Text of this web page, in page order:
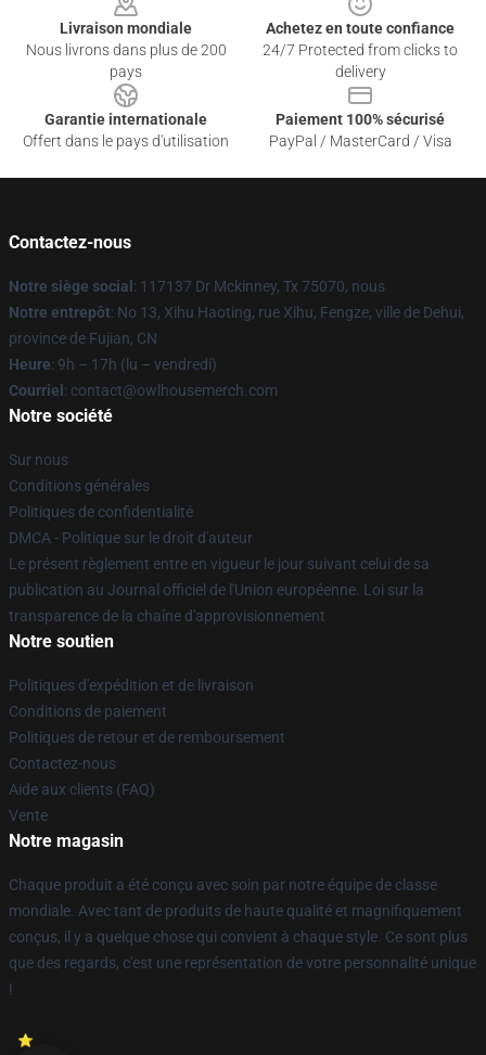
Livraison mondiale
Nous livrons dans plus de 200
pays
Achetez en toute confiance
24/7 Protected from clicks to
delivery
Garantie internationale
Offert dans le pays d'utilisation
Paiement 100% sécurisé
PayPal / MasterCard / Visa
Contactez-nous
Notre siège social : 117137 Dr Mckinney, Tx 75070, nous
Notre entrepôt: No 13, Xihu Haoting, rue Xihu, Fengze, ville de Dehui,
province de Fujian, CN
Heure: 9h – 17h (lu – vendredi)
Courriel : contact@owlhousemerch.com
Notre société
Sur nous
Conditions générales
Politiques de confidentialité
DMCA - Politique sur le droit d'auteur
Le présent règlement entre en vigueur le jour suivant celui de sa
publication au Journal officiel de l'Union européenne. Loi sur la
transparence de la chaîne d'approvisionnement
Notre soutien
Politiques d'expédition et de livraison
Conditions de paiement
Politiques de retour et de remboursement
Contactez-nous
Aide aux clients (FAQ)
Vente
Notre magasin
Chaque produit a été conçu avec soin par notre équipe de classe
mondiale. Avec tant de produits de haute qualité et magnifiquement
conçus, il y a quelque chose qui convient à chaque style. Ce sont plus
que des regards, c'est une représentation de votre personnalité unique
!